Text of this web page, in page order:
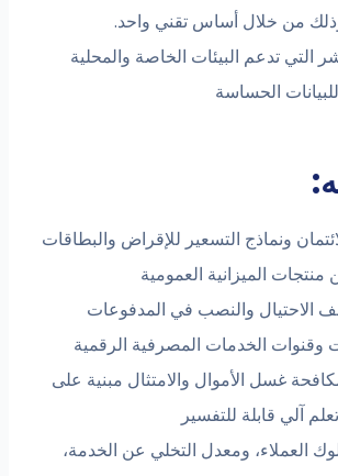
وذلك من خلال أساس تقني واحد.
التي تدعم البيئات الخاصة والمحلية
الحساسة
ونماذج التسعير للإقراض والبطاقات
منتجات الميزانية العمومية
الاحتيال والنصب في المدفوعات
وقنوات الخدمات المصرفية الرقمية
غسل الأموال والامتثال مبنية على
آلي قابلة للتفسير
العملاء، ومعدل التخلي عن الخدمة،